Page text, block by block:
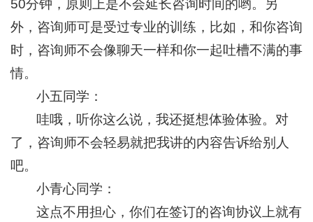
50分钟，原则上是不会延长咨询时间的哟。另
外，咨询师可是受过专业的训练，比如，和你咨询
时，咨询师不会像聊天一样和你一起吐槽不满的事
情。
小五同学：
哇哦，听你这么说，我还挺想体验体验。对
了，咨询师不会轻易就把我讲的内容告诉给别人
吧。
小青心同学：
这点不用担心，你们在签订的咨询协议上就有